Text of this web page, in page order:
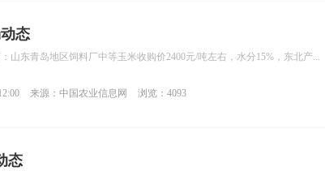
态
山东青岛地区饲料厂中等玉米收购价2400元/吨左右，水分15%，东北产...
来源：中国农业信息网 浏览：4093
态